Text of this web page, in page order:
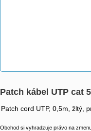
Patch kábel UTP cat
Patch cord UTP, 0,5m, žltý,
Obchod si vyhradzuje právo na